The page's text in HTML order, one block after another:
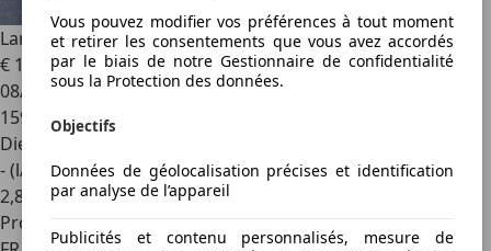
Land Rover Range Rover Evoque 2,0 TD4 180 Cv 4X4
€ 13 990
08/2017
159 000 km
Diesel
- (l/100 km)
2,8
Professionnel
Vous pouvez modifier vos préférences à tout moment
et retirer les consentements que vous avez accordés
par le biais de notre Gestionnaire de confidentialité
sous la Protection des données.
Objectifs
Données de géolocalisation précises et identification
par analyse de l’appareil
Publicités et contenu personnalisés, mesure de